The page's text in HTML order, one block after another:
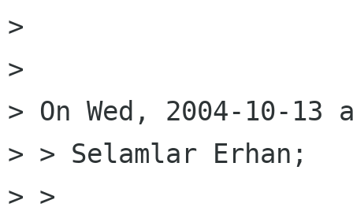
>
>
> On Wed, 2004-10-13
> > Selamlar Erhan;
> >